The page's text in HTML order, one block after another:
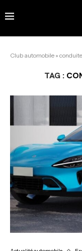
Club automobile »
TAG :